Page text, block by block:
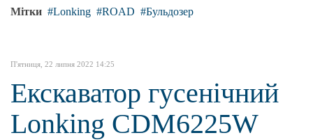
Мітки
Lonking ROAD Бульдозер
П'ятниця, 22 липня 2022 14:25
Екскаватор гусенічний
Lonking CDM6225W